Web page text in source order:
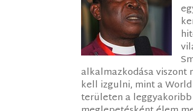
alkalmazkodása viszont
kell izgulni, mint a
területen a